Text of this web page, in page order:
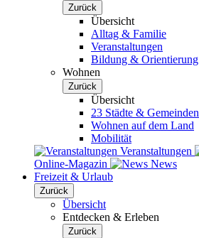
Zurück
Übersicht
Alltag & Familie
Veranstaltungen
Bildung & Orientierung
Wohnen
Zurück
Übersicht
23 Städte & Gemeinden
Wohnen auf dem Land
Mobilität
Veranstaltungen
Online-Magazin
News
Freizeit & Urlaub
Zurück
Übersicht
Entdecken & Erleben
Zurück